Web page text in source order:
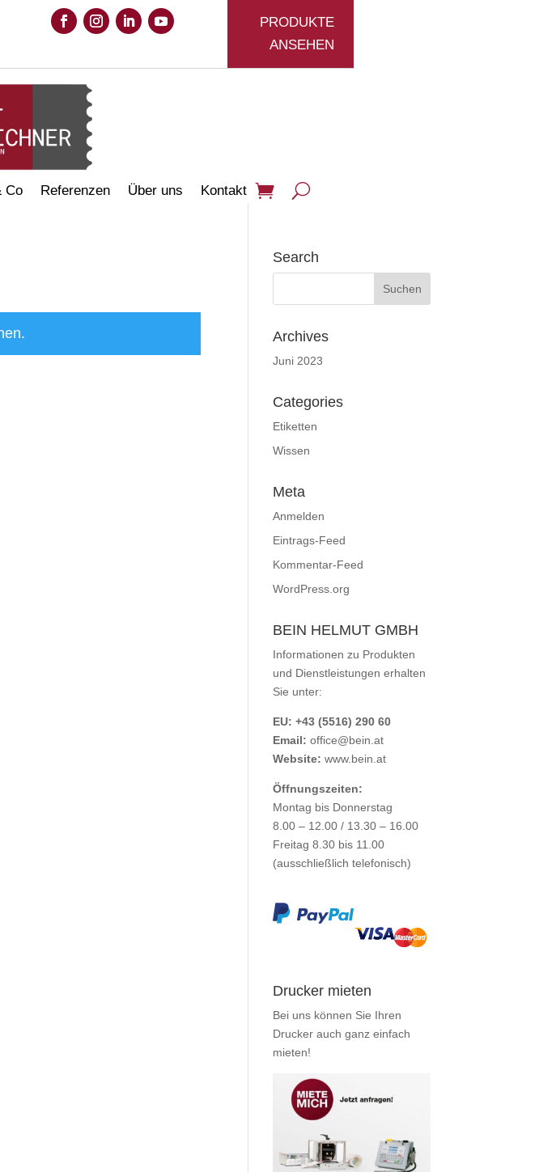
PRODUKTE
ANSEHEN
Co Referenzen Über uns Kontakt
Search
Archives
Juni 2023
Categories
Etiketten
Wissen
Meta
Anmelden
Eintrags-Feed
Kommentar-Feed
WordPress.org
BEIN HELMUT GMBH
Informationen zu Produkten
und Dienstleistungen erhalten
Sie unter:
EU: +43 (5516) 290 60
Email: office@bein.at
Website: www.bein.at
Öffnungszeiten:
Montag bis Donnerstag
8.00 – 12.00 / 13.30 – 16.00
Freitag 8.30 bis 11.00
(ausschließlich telefonisch)
Drucker mieten
Bei uns können Sie Ihren
Drucker auch ganz einfach
mieten!